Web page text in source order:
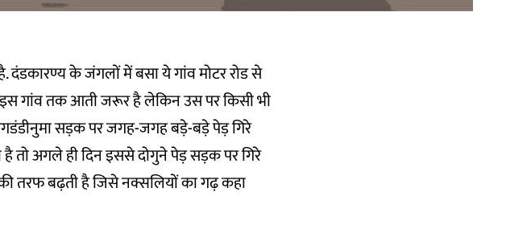
के जंगलों में बसा ये गांव मोटर रोड से
गांव तक आती जरूर है लेकिन उस पर किसी भी
सड़क पर जगह-जगह बड़े-बड़े पेड़ गिरे
तो अगले ही दिन इससे दोगुने पेड़ सड़क पर गिरे
तरफ बढ़ती है जिसे नक्सलियों का गढ़ कहा